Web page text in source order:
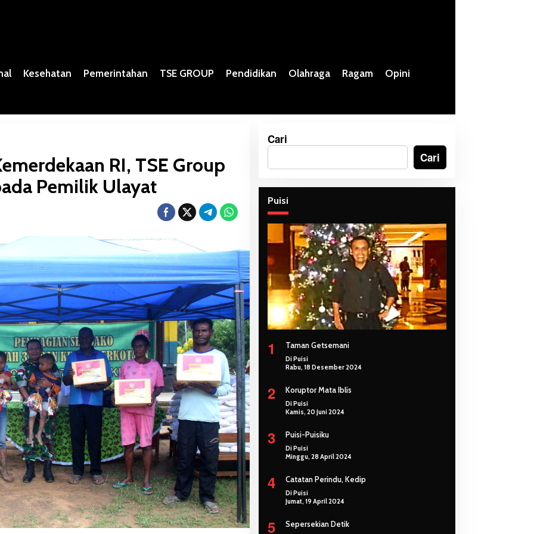
Kesehatan Pemerintahan TSE GROUP Pendidikan Olahraga Ragam Opini
RI, TSE Group
Pemilik Ulayat
Cari
Cari
Puisi
1 Taman Getsemani
Di Puisi
Rabu, 18 Desember 2024
2 Koruptor Mata Iblis
Di Puisi
Kamis, 20 Juni 2024
3 Puisi-Puisiku
Di Puisi
Minggu, 28 April 2024
4 Catatan Perindu, Kedip
Di Puisi
Jumat, 19 April 2024
5 Sepersekian Detik